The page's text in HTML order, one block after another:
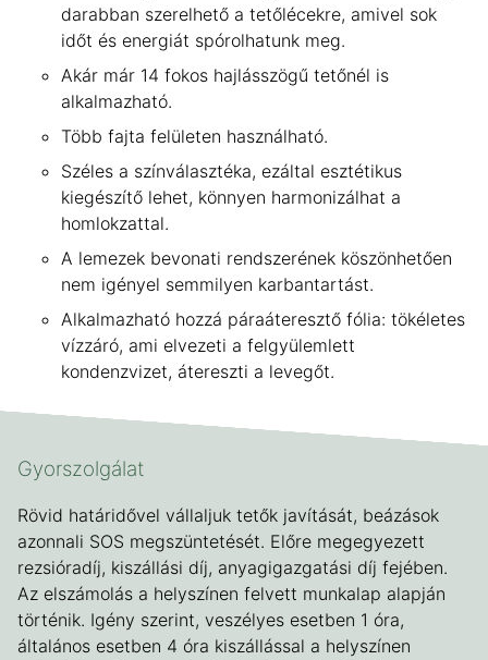
darabban szerelhető a tetőlécekre, amivel sok
időt és energiát spórolhatunk meg.
Akár már 14 fokos hajlásszögű tetőnél is
alkalmazható.
Több fajta felületen használható.
Széles a színválasztéka, ezáltal esztétikus
kiegészítő lehet, könnyen harmonizálhat a
homlokzattal.
A lemezek bevonati rendszerének köszönhetően
nem igényel semmilyen karbantartást.
Alkalmazható hozzá páraáteresztő fólia: tökéletes
vízzáró, ami elvezeti a felgyülemlett
kondenzvizet, átereszti a levegőt.
Gyorszolgálat
Rövid határidővel vállaljuk tetők javítását, beázások
azonnali SOS megszüntetését. Előre megegyezett
rezsióradíj, kiszállási díj, anyagigazgatási díj fejében.
Az elszámolás a helyszínen felvett munkalap alapján
történik. Igény szerint, veszélyes esetben 1 óra,
általános esetben 4 óra kiszállással a helyszínen